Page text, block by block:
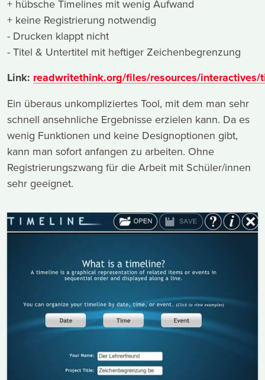
+ hübsche Timelines mit wenig Aufwand
+ keine Registrierung notwendig
- Drucken klappt nicht
- Titel & Untertitel mit heftiger Zeichenbegrenzung
Link: readwritethink.org/files/resources/interactives/
Ein überaus unkompliziertes Tool, mit dem man sehr
schnell ansehnliche Ergebnisse erzielen kann. Da es
wenig Funktionen und keine Designoptionen gibt,
kann man sofort anfangen zu arbeiten. Ohne
Registrierungszwang für die Arbeit mit Schüler/innen
sehr geeignet.